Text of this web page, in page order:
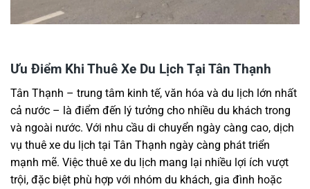
Ưu Điểm Khi Thuê Xe Du Lịch Tại Tân Thạnh
Tân Thạnh – trung tâm kinh tế, văn hóa và du lịch lớn nhất
cả nước – là điểm đến lý tưởng cho nhiều du khách trong
và ngoài nước. Với nhu cầu di chuyển ngày càng cao, dịch
vụ thuê xe du lịch tại Tân Thạnh ngày càng phát triển
mạnh mẽ. Việc thuê xe du lịch mang lại nhiều lợi ích vượt
trội, đặc biệt phù hợp với nhóm du khách, gia đình hoặc